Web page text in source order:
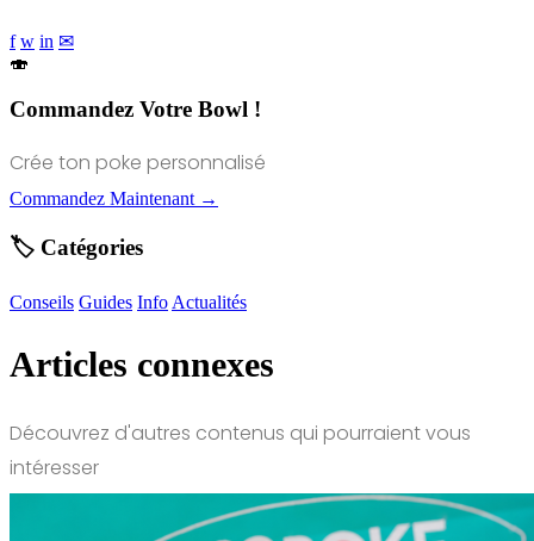
f w in ✉
🍣
Commandez Votre Bowl !
Crée ton poke personnalisé
Commandez Maintenant →
🏷️ Catégories
Conseils Guides Info Actualités
Articles connexes
Découvrez d'autres contenus qui pourraient vous
intéresser